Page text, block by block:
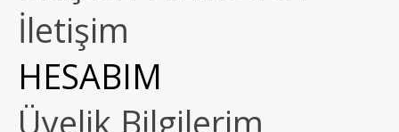
İletişim
HESABIM
Üyelik Bilgilerim